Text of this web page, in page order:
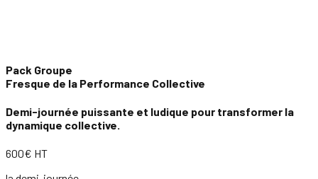
Pack Groupe
Fresque de la Performance Collective
Demi-journée puissante et ludique pour transformer la
dynamique collective.
600€ HT